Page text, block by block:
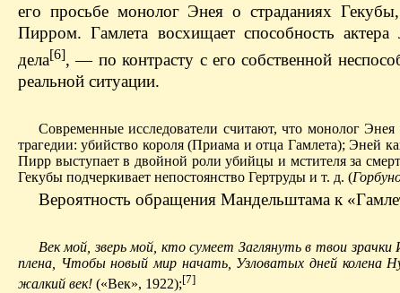
его просьбе монолог Энея о страданиях
Пирром. Гамлета восхищает способность актера
дела[6], — по контрасту с его собственной
реальной ситуации.
Современные исследователи считают, что монолог
трагедии: убийство короля (Приама и отца Гамлета); Эней
Пирр выступает в двойной роли убийцы и мстителя за
Гекубы подчеркивает непостоянство Гертруды и т. д. (
Вероятность обращения Мандельштама к
Век мой, зверь мой, кто сумеет Заглянуть в твои
плена, Чтобы новый мир начать, Узловатых дней
жалкий век! («Век», 1922);[7]